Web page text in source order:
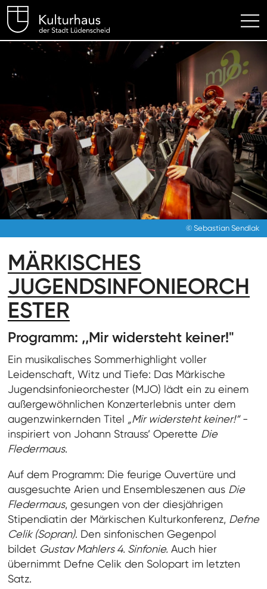
Kulturhaus Lüdenscheid
© Sebastian Sendlak
MÄRKISCHES
JUGENDSINFONIEORCH
ESTER
Programm: ,,Mir widersteht keiner!"
Ein musikalisches Sommerhighlight voller
Leidenschaft, Witz und Tiefe: Das Märkische
Jugendsinfonieorchester (MJO) lädt ein zu einem
außergewöhnlichen Konzerterlebnis unter dem
augenzwinkernden Titel „Mir widersteht keiner!“ -
inspiriert von Johann Strauss’ Operette Die
Fledermaus.
Auf dem Programm: Die feurige Ouvertüre und
ausgesuchte Arien und Ensembleszenen aus Die
Fledermaus, gesungen von der diesjährigen
Stipendiatin der Märkischen Kulturkonferenz, Defne
Celik (Sopran). Den sinfonischen Gegenpol
bildet Gustav Mahlers 4. Sinfonie. Auch hier
übernimmt Defne Celik den Solopart im letzten
Satz.